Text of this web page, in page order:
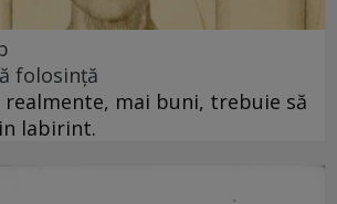
folosință
mai buni, trebuie să
labirint.